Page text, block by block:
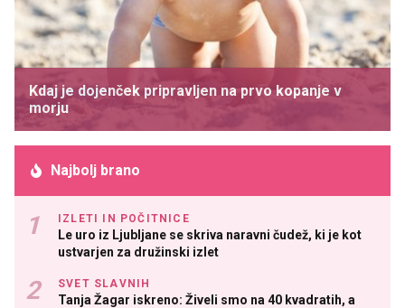
Kdaj je dojenček pripravljen na prvo kopanje v
morju
Najbolj brano
IZLETI IN POČITNICE
Le uro iz Ljubljane se skriva naravni čudež, ki je kot
ustvarjen za družinski izlet
SVET SLAVNIH
Tanja Žagar iskreno: Živeli smo na 40 kvadratih, a